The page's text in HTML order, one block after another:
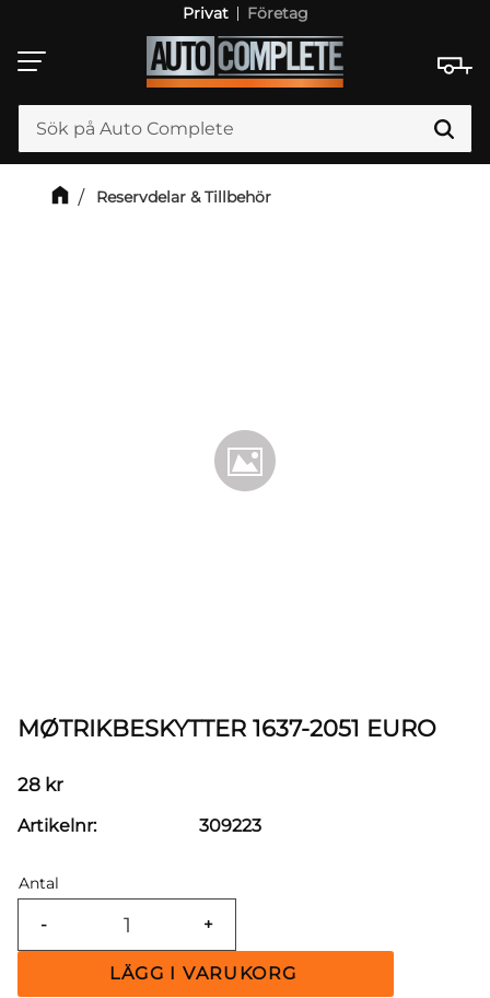
Meny
Privat Företag
Reservdelar & Tillbehör
MØTRIKBESKYTTER 1637-2051 EURO
28 kr
Antal
+
-
Artikelnr 309223